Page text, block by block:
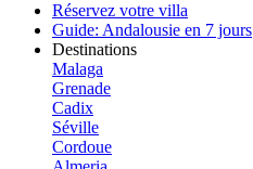
Réservez votre villa
Guide: Andalousie en 7 jours
Destinations
Malaga
Grenade
Cadix
Séville
Cordoue